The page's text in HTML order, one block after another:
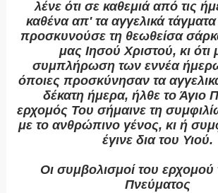
λένε ότι σε καθεμιά από τις
καθένα απ' τα αγγελικά τάγματα
προσκυνούσε τη θεωθείσα
μας Ιησού Χριστού, κι ότι
συμπλήρωση των εννέα
όποιες προσκύνησαν τα
δέκατη ήμερα, ήλθε το Άγιο
ερχομός Του σήμαινε τη
με το ανθρώπινο γένος, κι ή
έγινε δια του Υιού.
Οι συμβολισμοί του ερχομού
Πνεύματος